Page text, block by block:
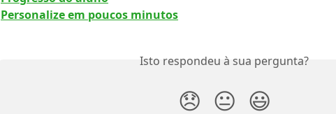
Personalize em poucos minutos
Isto respondeu à sua pergunta?
😞 😐 😃